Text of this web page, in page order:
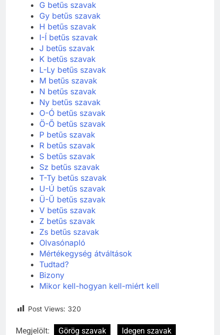
G betűs szavak
Gy betűs szavak
H betűs szavak
I-Í betűs szavak
J betűs szavak
K betűs szavak
L-Ly betűs szavak
M betűs szavak
N betűs szavak
Ny betűs szavak
O-Ó betűs szavak
Ö-Ő betűs szavak
P betűs szavak
R betűs szavak
S betűs szavak
Sz betűs szavak
T-Ty betűs szavak
U-Ú betűs szavak
Ü-Ű betűs szavak
V betűs szavak
Z betűs szavak
Zs betűs szavak
Olvasónapló
Mértékegység átváltások
Tudtad?
Bizony
Mikor kell-hogyan kell-miért kell
Post Views: 320
Megjelölt: Görög szavak Idegen szavak